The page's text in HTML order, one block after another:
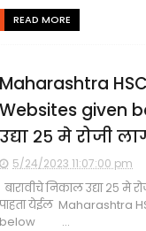
READ MORE
Maharashtra
Websites given
उद्या २५ मे रोजी
5/24/2023 11:07:00 pm
बारावीचे निकाल उद्या २५
पाहता येईल Maharashtra
below ...